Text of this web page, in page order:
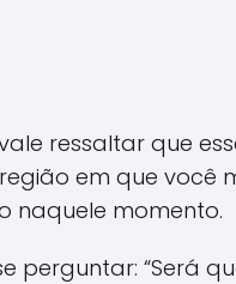
ressaltar que
em que você
naquele momento.
perguntar: “Será